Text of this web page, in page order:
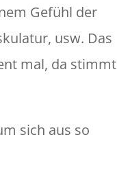
Gefühl der
usw. Das
mal, da stimmt
sich aus so